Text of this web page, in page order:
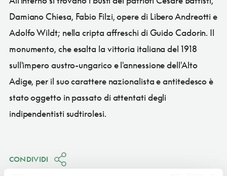
Damiano Chiesa, Fabio Filzi, opere di Libero Andreotti e
Adolfo Wildt; nella cripta affreschi di Guido Cadorin. Il
monumento, che esalta la vittoria italiana del 1918
sull'impero austro-ungarico e l'annessione dell'Alto
Adige, per il suo carattere nazionalista e antitedesco è
stato oggetto in passato di attentati degli
indipendentisti sudtirolesi.
CONDIVIDI